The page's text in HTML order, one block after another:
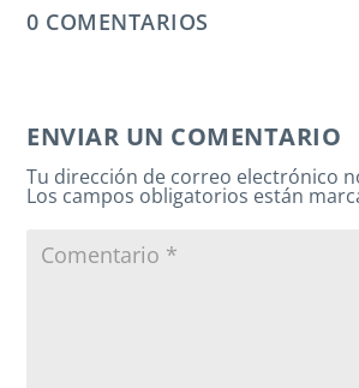
0 COMENTARIOS
ENVIAR UN COMENTARIO
Tu dirección de correo electrónico
Los campos obligatorios están